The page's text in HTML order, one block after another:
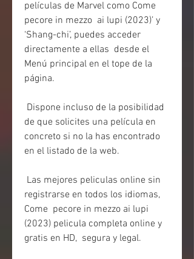
películas de Marvel como Come
pecore in mezzo  ai lupi (2023)’ y
‘Shang-chi’, puedes acceder
directamente a ellas  desde el
Menú principal en el tope de la
página.
de que solicites una película en
concreto si no la has encontrado
en el listado de la web.
registrarse en todos los idiomas,
Come  pecore in mezzo ai lupi
(2023) pelicula completa online y
gratis en HD,  segura y legal.